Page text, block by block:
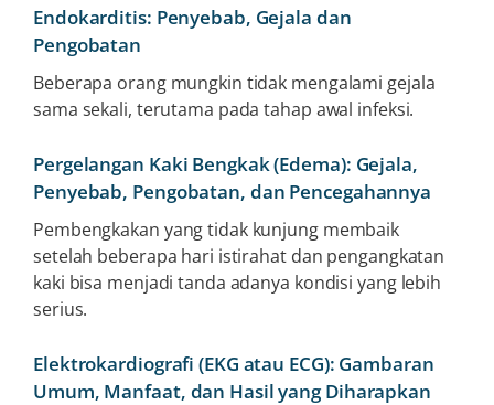
Endokarditis: Penyebab, Gejala dan
Pengobatan
Beberapa orang mungkin tidak mengalami gejala
sama sekali, terutama pada tahap awal infeksi.
Pergelangan Kaki Bengkak (Edema): Gejala,
Penyebab, Pengobatan, dan Pencegahannya
Pembengkakan yang tidak kunjung membaik
setelah beberapa hari istirahat dan pengangkatan
kaki bisa menjadi tanda adanya kondisi yang lebih
serius.
Elektrokardiografi (EKG atau ECG): Gambaran
Umum, Manfaat, dan Hasil yang Diharapkan